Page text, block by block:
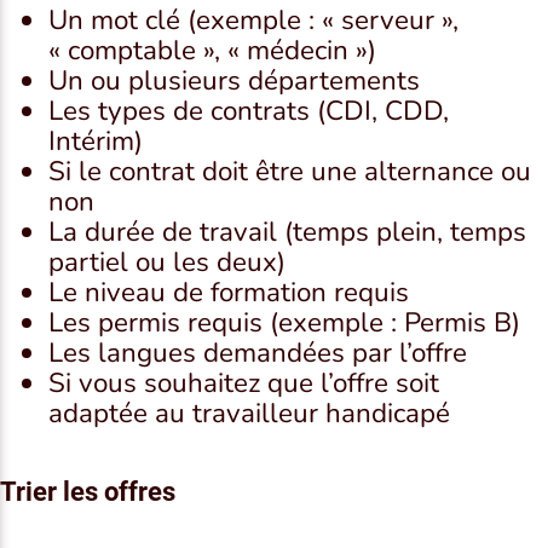
Un mot clé (exemple : « serveur »,
« comptable », « médecin »)
Un ou plusieurs départements
Les types de contrats (CDI, CDD,
Intérim)
Si le contrat doit être une alternance ou
non
La durée de travail (temps plein, temps
partiel ou les deux)
Le niveau de formation requis
Les permis requis (exemple : Permis B)
Les langues demandées par l’offre
Si vous souhaitez que l’offre soit
adaptée au travailleur handicapé
Trier les offres